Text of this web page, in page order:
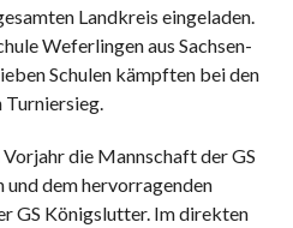
Landkreis eingeladen.
Weferlingen aus Sachsen-
Schulen kämpften bei den
Turniersieg.
die Mannschaft der GS
und dem hervorragenden
GS Königslutter. Im direkten